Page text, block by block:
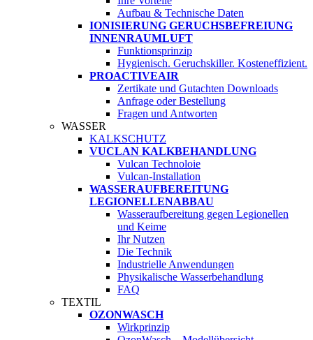
Aufbau & Technische Daten
IONISIERUNG GERUCHSBEFREIUNG
INNENRAUMLUFT
Funktionsprinzip
Hygienisch. Geruchskiller. Kosteneffizient.
PROACTIVEAIR
Zertikate und Gutachten Downloads
Anfrage oder Bestellung
Fragen und Antworten
WASSER
KALKSCHUTZ
VUCLAN KALKBEHANDLUNG
Vulcan Technoloie
Vulcan-Installation
WASSERAUFBEREITUNG
LEGIONELLENABBAU
Wasseraufbereitung gegen Legionellen
und Keime
Ihr Nutzen
Die Technik
Industrielle Anwendungen
Physikalische Wasserbehandlung
FAQ
TEXTIL
OZONWASCH
Wirkprinzip